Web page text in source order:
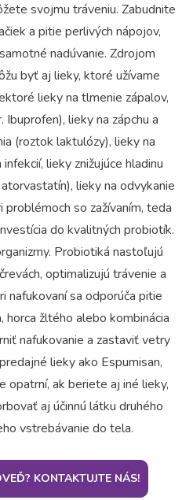
svojmu tráveniu. Zabudnite
a pitie perlivých nápojov,
nadúvanie. Zdrojom
byť aj lieky, ktoré užívame
lieky na tlmenie zápalov,
lieky na zápchu a
(roztok laktulózy), lieky na
lieky znižujúce hladinu
lieky na odvykanie
problémoch so zažívaním, teda
do kvalitných probiotík.
Probiotiká nastoľujú
optimalizujú trávenie a
nafukovaní sa odporúča pitie
horca žltého alebo kombinácia
nafukovanie a zastaviť vetry
lieky ako Espumisan,
opatrní, ak beriete aj iné lieky,
aj účinnú látku druhého
vstrebávanie do tela.
KONTAKTUJTE NÁS!